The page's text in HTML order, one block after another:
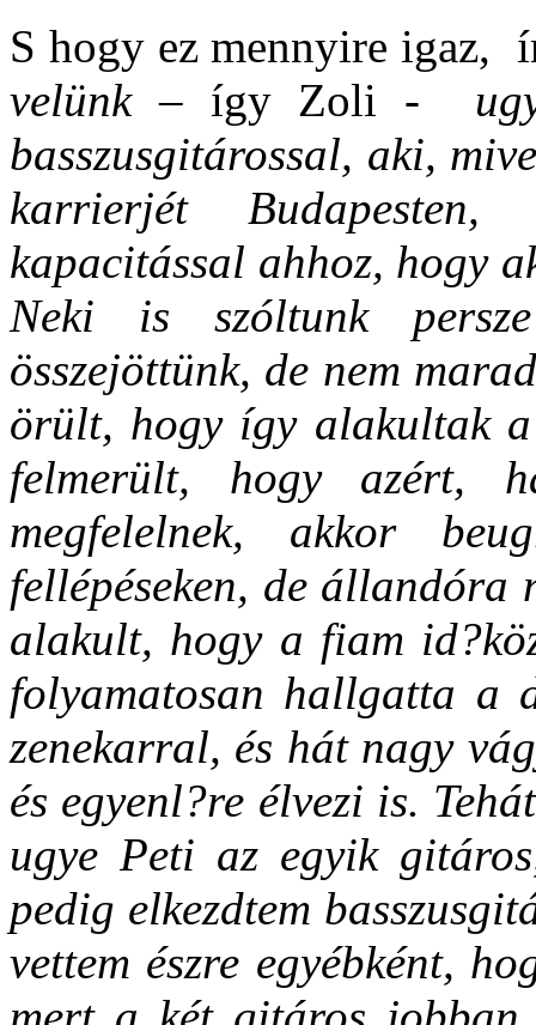
S hogy ez mennyire igaz,
velünk – így Zoli -
basszusgitárossal, aki,
karrierjét
kapacitással ahhoz, hogy
Neki is szóltunk
összejöttünk, de nem
örült, hogy így alakultak a
felmerült, hogy azért,
megfelelnek, akkor
fellépéseken, de állandóra
alakult, hogy a fiam
folyamatosan hallgatta a
zenekarral, és hát nagy
és egyenl?re élvezi is.
ugye Peti az egyik
pedig elkezdtem
vettem észre egyébként,